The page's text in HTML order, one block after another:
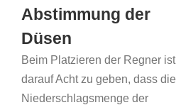
Abstimmung der
Düsen
Beim Platzieren der Regner ist
darauf Acht zu geben, dass die
Niederschlagsmenge der